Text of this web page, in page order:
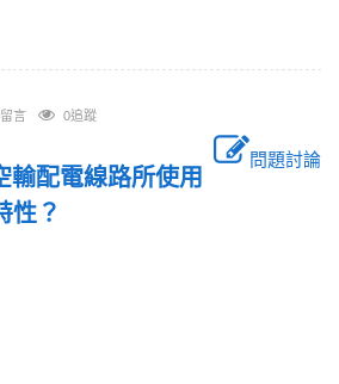
言 0追蹤
問題討論
輸配電線路所使用
性？